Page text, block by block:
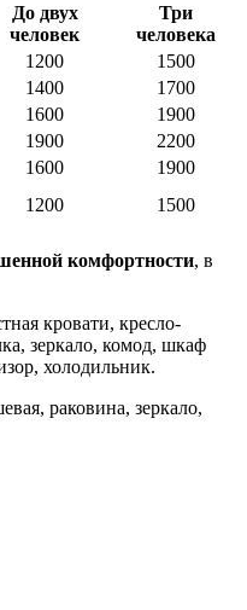
До двух
человек
Три
человека
1200
1500
1400
1700
1600
1900
1900
2200
1600
1900
1200 1500
комфортности, в
кровати, кресло-
зеркало, комод, шкаф
холодильник.
раковина, зеркало,